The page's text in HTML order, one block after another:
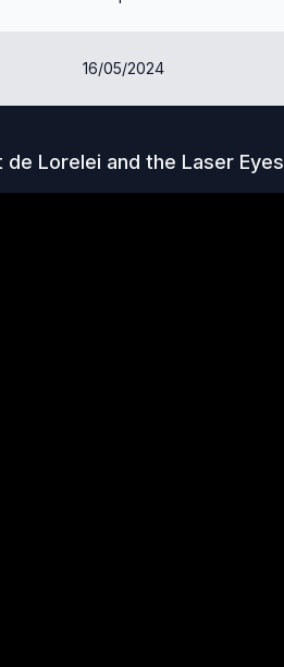
16/05/2024
de Lorelei and the Laser Eyes